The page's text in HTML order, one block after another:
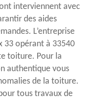
interviennent avec
des aides
L’entreprise
33 opérant à 33540
toiture. Pour la
authentique vous
de la toiture.
tous travaux de